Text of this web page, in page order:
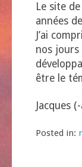
Le site
années
J’ai
nos jours
être le
Jacques
Posted in: